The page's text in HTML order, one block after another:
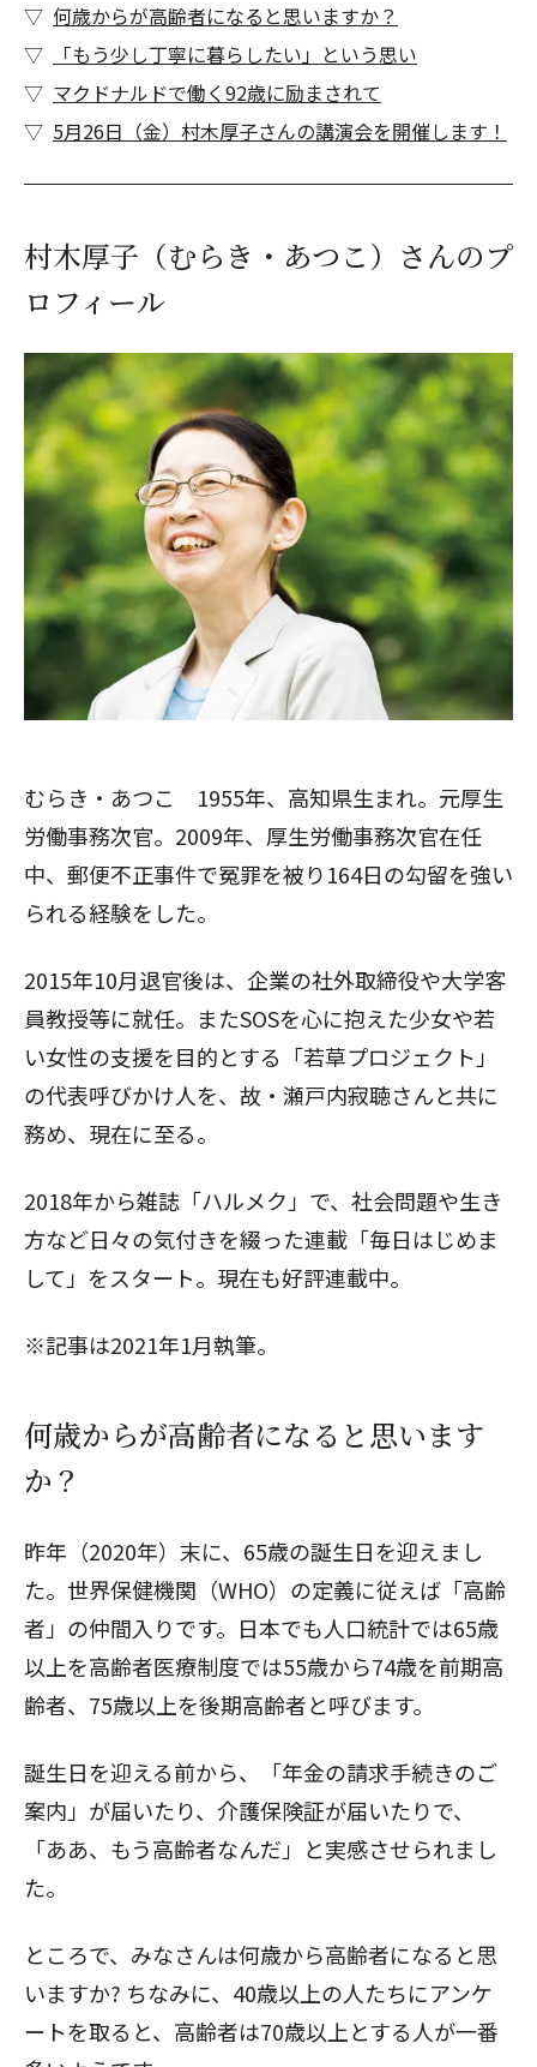
何歳からが高齢者になると思いますか？
「もう少し丁寧に暮らしたい」という思い
マクドナルドで働く92歳に励まされて
5月26日（金）村木厚子さんの講演会を開催します！
村木厚子（むらき・あつこ）さんのプ
ロフィール
むらき・あつこ 1955年、高知県生まれ。元厚生
労働事務次官。2009年、厚生労働事務次官在任
中、郵便不正事件で冤罪を被り164日の勾留を強い
られる経験をした。
2015年10月退官後は、企業の社外取締役や大学客
員教授等に就任。またSOSを心に抱えた少女や若
い女性の支援を目的とする 「若草プロジェクト」
の代表呼びかけ人を、故・瀬戸内寂聴さんと共に
務め、現在に至る。
2018年から雑誌「ハルメク」で、社会問題や生き
方など日々の気付きを綴った連載「毎日はじめま
して」をスタート。現在も好評連載中。
※記事は2021年1月執筆。
何歳からが高齢者になると思います
か？
昨年（2020年）末に、65歳の誕生日を迎えまし
た。世界保健機関（WHO）の定義に従えば「高齢
者」の仲間入りです。日本でも人口統計では65歳
以上を高齢者医療制度では55歳から74歳を前期高
齢者、75歳以上を後期高齢者と呼びます。
誕生日を迎える前から、「年金の請求手続きのご
案内」が届いたり、介護保険証が届いたりで、
「ああ、もう高齢者なんだ」と実感させられまし
た。
ところで、みなさんは何歳から高齢者になると思
いますか? ちなみに、40歳以上の人たちにアンケ
ートを取ると、高齢者は70歳以上とする人が一番